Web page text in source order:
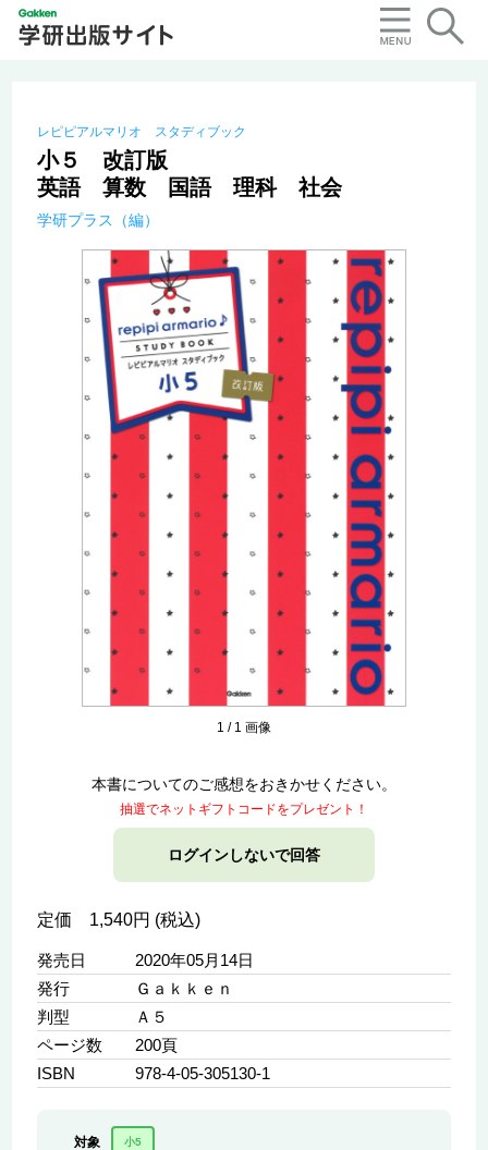
レピピアルマリオ スタディブック
小５ 改訂版
英語 算数 国語 理科 社会
学研プラス（編）
1 / 1 画像
本書についてのご感想をおきかせください。
抽選でネットギフトコードをプレゼント！
ログインしないで回答
定価 1,540円 (税込)
発売日
2020年05月14日
発行
Ｇａｋｋｅｎ
判型
Ａ５
ページ数
200頁
ISBN
978-4-05-305130-1
対象 小5